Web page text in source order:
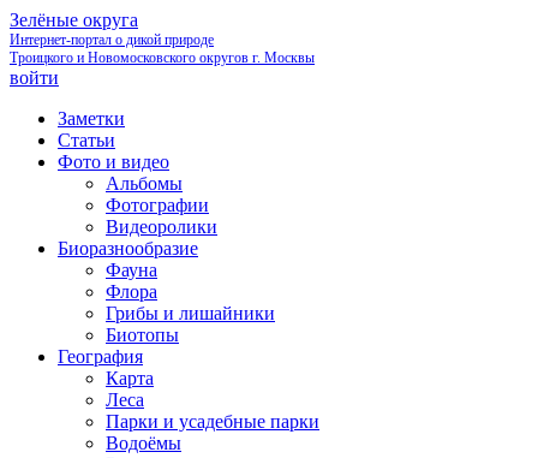
Зелёные округа
Интернет-портал о дикой природе
Троицкого и Новомосковского округов г. Москвы
войти
Заметки
Статьи
Фото и видео
Альбомы
Фотографии
Видеоролики
Биоразнообразие
Фауна
Флора
Грибы и лишайники
Биотопы
География
Карта
Леса
Парки и усадебные парки
Водоёмы